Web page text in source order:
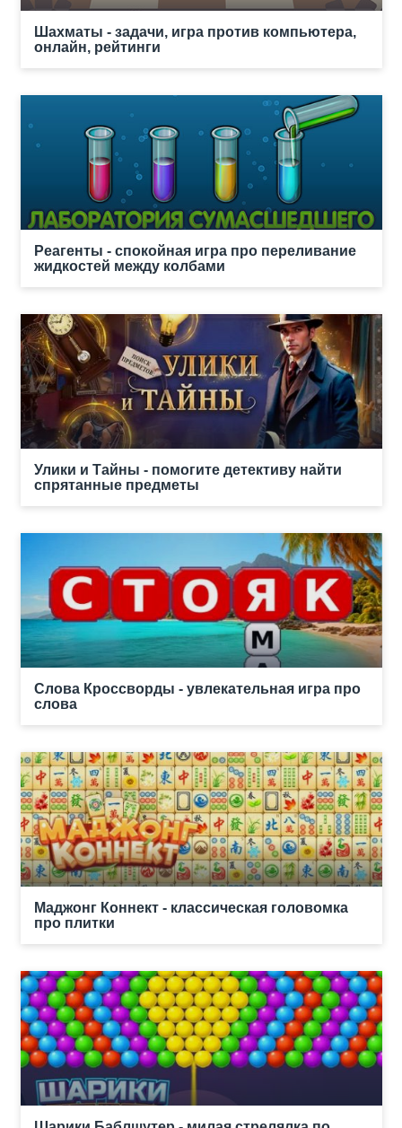
Шахматы - задачи, игра против компьютера,
онлайн, рейтинги
Реагенты - спокойная игра про переливание
жидкостей между колбами
Улики и Тайны - помогите детективу найти
спрятанные предметы
Слова Кроссворды - увлекательная игра про
слова
Маджонг Коннект - классическая головомка
про плитки